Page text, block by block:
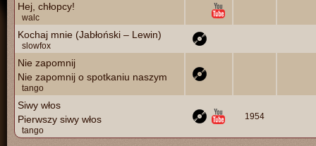
Hej, chłopcy!
walc
Kochaj mnie (Jabłoński – Lewin)
slowfox
Nie zapomnij
Nie zapomnij o spotkaniu naszym
tango
Siwy włos
Pierwszy siwy włos
tango
1954